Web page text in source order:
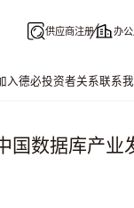
供应商注册 办
入德必投资者关系联系
国数据库产业